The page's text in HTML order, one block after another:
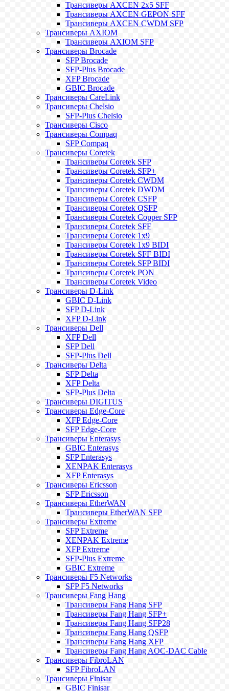
Трансиверы AXCEN 2x5 SFF
Трансиверы AXCEN GEPON SFF
Трансиверы AXCEN CWDM SFP
Трансиверы AXIOM
Трансиверы AXIOM SFP
Трансиверы Brocade
SFP Brocade
SFP-Plus Brocade
XFP Brocade
GBIC Brocade
Трансиверы CareLink
Трансиверы Chelsio
SFP-Plus Chelsio
Трансиверы Cisco
Трансиверы Compaq
SFP Compaq
Трансиверы Coretek
Трансиверы Coretek SFP
Трансиверы Coretek SFP+
Трансиверы Coretek CWDM
Трансиверы Coretek DWDM
Трансиверы Coretek CSFP
Трансиверы Coretek QSFP
Трансиверы Coretek Copper SFP
Трансиверы Coretek SFF
Трансиверы Coretek 1x9
Трансиверы Coretek 1x9 BIDI
Трансиверы Coretek SFF BIDI
Трансиверы Coretek SFP BIDI
Трансиверы Coretek PON
Трансиверы Coretek Video
Трансиверы D-Link
GBIC D-Link
SFP D-Link
XFP D-Link
Трансиверы Dell
XFP Dell
SFP Dell
SFP-Plus Dell
Трансиверы Delta
SFP Delta
XFP Delta
SFP-Plus Delta
Трансиверы DIGITUS
Трансиверы Edge-Core
XFP Edge-Core
SFP Edge-Core
Трансиверы Enterasys
GBIC Enterasys
SFP Enterasys
XENPAK Enterasys
XFP Enterasys
Трансиверы Ericsson
SFP Ericsson
Трансиверы EtherWAN
Трансиверы EtherWAN SFP
Трансиверы Extreme
SFP Extreme
XENPAK Extreme
XFP Extreme
SFP-Plus Extreme
GBIC Extreme
Трансиверы F5 Networks
SFP F5 Networks
Трансиверы Fang Hang
Трансиверы Fang Hang SFP
Трансиверы Fang Hang SFP+
Трансиверы Fang Hang SFP28
Трансиверы Fang Hang QSFP
Трансиверы Fang Hang XFP
Трансиверы Fang Hang AOC-DAC Cable
Трансиверы FibroLAN
SFP FibroLAN
Трансиверы Finisar
GBIC Finisar